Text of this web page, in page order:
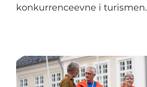
konkurrenceevne i turismen.